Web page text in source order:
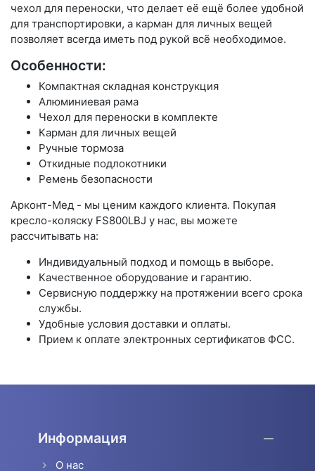
чехол для переноски, что делает её ещё более удобной
для транспортировки, а карман для личных вещей
позволяет всегда иметь под рукой всё необходимое.
Особенности:
Компактная складная конструкция
Алюминиевая рама
Чехол для переноски в комплекте
Карман для личных вещей
Ручные тормоза
Откидные подлокотники
Ремень безопасности
Арконт-Мед - мы ценим каждого клиента. Покупая
кресло-коляску FS800LBJ у нас, вы можете
рассчитывать на:
Индивидуальный подход и помощь в выборе.
Качественное оборудование и гарантию.
Сервисную поддержку на протяжении всего срока
службы.
Удобные условия доставки и оплаты.
Прием к оплате электронных сертификатов ФСС.
Информация
О нас